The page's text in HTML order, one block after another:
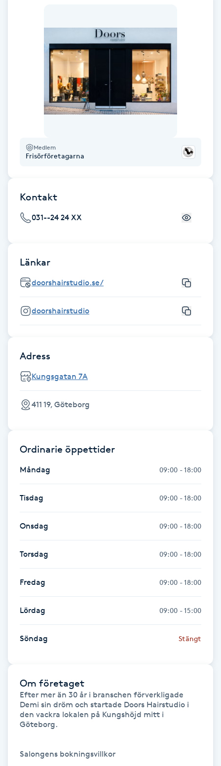
Hudföryngring
Huduppstramning
Hudvård
Hyperhidros
Hårbottenbehandling
Hårförlängning
Hårvård
Hälsprickor
Idrottsmassage
IPL hårborttagning
IR-massage
Japansk massage
Kinesiologi
Kinesisk medicin
Kiropraktik
Medlem
Frisörföretagarna
Kontakt
031--24 24 XX
Länkar
doorshairstudio.se/
doorshairstudio
Adress
Kungsgatan 7A
411 19, Göteborg
Ordinarie öppettider
Måndag 09:00 - 18:00
Tisdag 09:00 - 18:00
Onsdag 09:00 - 18:00
Torsdag 09:00 - 18:00
Fredag 09:00 - 18:00
Lördag 09:00 - 15:00
Söndag Stängt
Om företaget
Efter mer än 30 år i branschen förverkligade
Demi sin dröm och startade Doors Hairstudio i
den vackra lokalen på Kungshöjd mitt i
Göteborg.
Salongens bokningsvillkor